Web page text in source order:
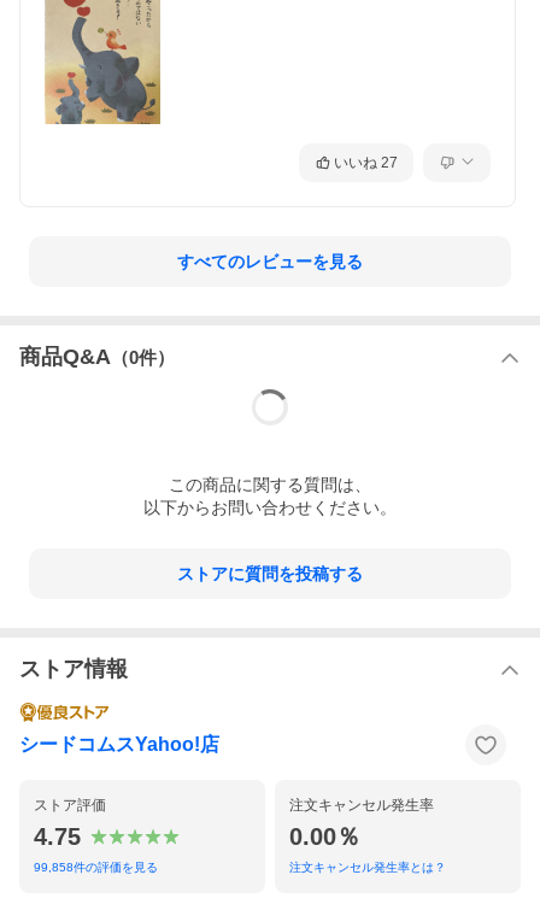
いいね 27
すべてのレビューを見る
商品Q&A （0件）
この商品に関する質問は、
以下からお問い合わせください。
ストアに質問を投稿する
ストア情報
シードコムスYahoo!店
ストア評価
4.75
99,858件の評価を見る
注文キャンセル発生率
0.00％
注文キャンセル発生率とは？